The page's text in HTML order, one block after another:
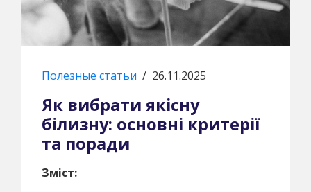
Полезные статьи / 26.11.2025
Як вибрати якісну
білизну: основні критерії
та поради
Зміст: